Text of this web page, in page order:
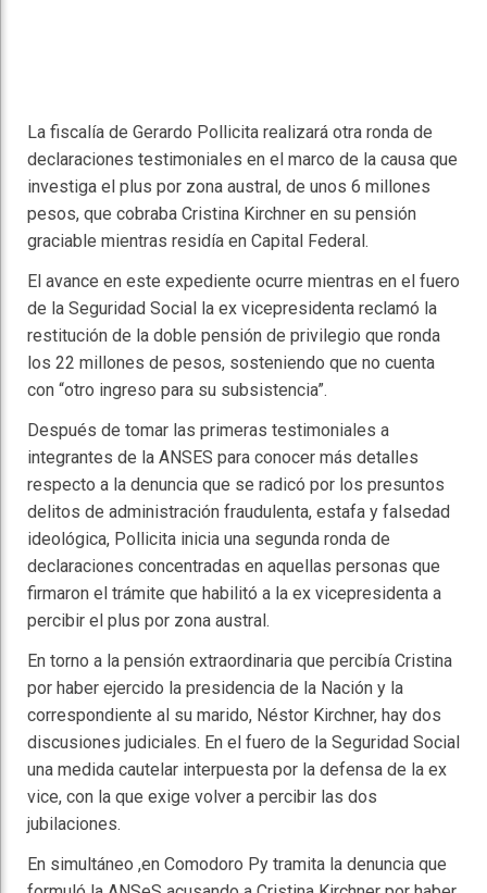
La fiscalía de Gerardo Pollicita realizará otra ronda de
declaraciones testimoniales en el marco de la causa que
investiga el plus por zona austral, de unos 6 millones
pesos, que cobraba Cristina Kirchner en su pensión
graciable mientras residía en Capital Federal.
El avance en este expediente ocurre mientras en el fuero
de la Seguridad Social la ex vicepresidenta reclamó la
restitución de la doble pensión de privilegio que ronda
los 22 millones de pesos, sosteniendo que no cuenta
con “otro ingreso para su subsistencia”.
Después de tomar las primeras testimoniales a
integrantes de la ANSES para conocer más detalles
respecto a la denuncia que se radicó por los presuntos
delitos de administración fraudulenta, estafa y falsedad
ideológica, Pollicita inicia una segunda ronda de
declaraciones concentradas en aquellas personas que
firmaron el trámite que habilitó a la ex vicepresidenta a
percibir el plus por zona austral.
En torno a la pensión extraordinaria que percibía Cristina
por haber ejercido la presidencia de la Nación y la
correspondiente al su marido, Néstor Kirchner, hay dos
discusiones judiciales. En el fuero de la Seguridad Social
una medida cautelar interpuesta por la defensa de la ex
vice, con la que exige volver a percibir las dos
jubilaciones.
En simultáneo ,en Comodoro Py tramita la denuncia que